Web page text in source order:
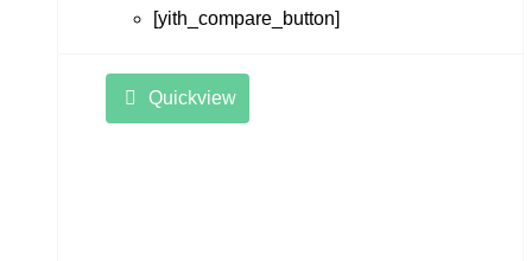
[yith_compare_button]
Quickview